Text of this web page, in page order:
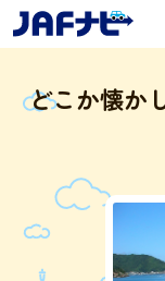
どこか懐か